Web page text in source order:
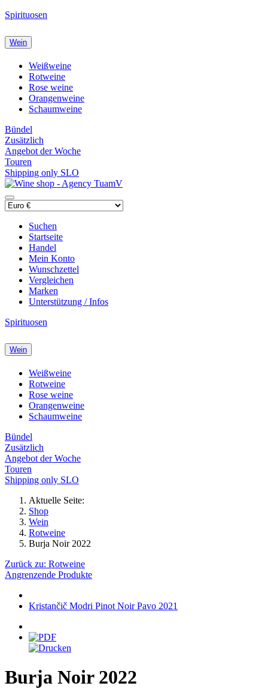
Spirituosen
Wein
Weißweine
Rotweine
Rose weine
Orangenweine
Schaumweine
Bündel
Zusätzlich
Angebot der Woche
Touren
Shipping only SLO
Suchen
Startseite
Handel
Mein Konto
Wunschzettel
Vergleichen
Marken
Unterstützung / Infos
Spirituosen
Wein
Weißweine
Rotweine
Rose weine
Orangenweine
Schaumweine
Bündel
Zusätzlich
Angebot der Woche
Touren
Shipping only SLO
Aktuelle Seite:
Shop
Wein
Rotweine
Burja Noir 2022
Zurück zu: Rotweine
Angrenzende Produkte
Kristančič Modri Pinot Noir Pavo 2021
Burja Noir 2022